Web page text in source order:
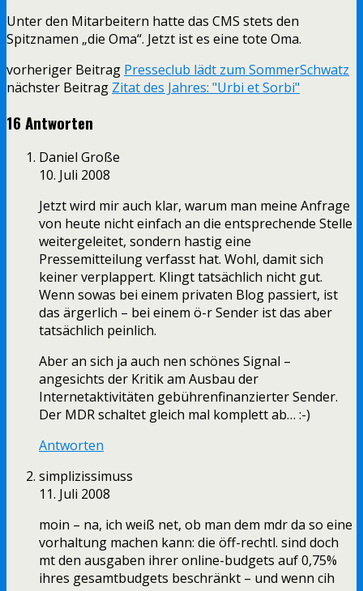
Unter den Mitarbeitern hatte das CMS stets den
Spitznamen „die Oma“. Jetzt ist es eine tote Oma.
vorheriger Beitrag Presseclub lädt zum SommerSchwatz
nächster Beitrag Zitat des Jahres: "Urbi et Sorbi"
16 Antworten
Daniel Große
10. Juli 2008
Jetzt wird mir auch klar, warum man meine Anfrage
von heute nicht einfach an die entsprechende Stelle
weitergeleitet, sondern hastig eine
Pressemitteilung verfasst hat. Wohl, damit sich
keiner verplappert. Klingt tatsächlich nicht gut.
Wenn sowas bei einem privaten Blog passiert, ist
das ärgerlich – bei einem ö-r Sender ist das aber
tatsächlich peinlich.
Aber an sich ja auch nen schönes Signal –
angesichts der Kritik am Ausbau der
Internetaktivitäten gebührenfinanzierter Sender.
Der MDR schaltet gleich mal komplett ab… :-)
Antworten
simplizissimuss
11. Juli 2008
moin – na, ich weiß net, ob man dem mdr da so eine
vorhaltung machen kann: die öff-rechtl. sind doch
mt den ausgaben ihrer online-budgets auf 0,75%
ihres gesamtbudgets beschränkt – und wenn cih